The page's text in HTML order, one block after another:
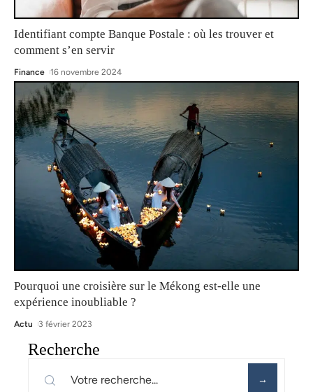
Identifiant compte Banque Postale : où les trouver et
comment s’en servir
Finance 16 novembre 2024
Pourquoi une croisière sur le Mékong est-elle une
expérience inoubliable ?
Actu 3 février 2023
Recherche